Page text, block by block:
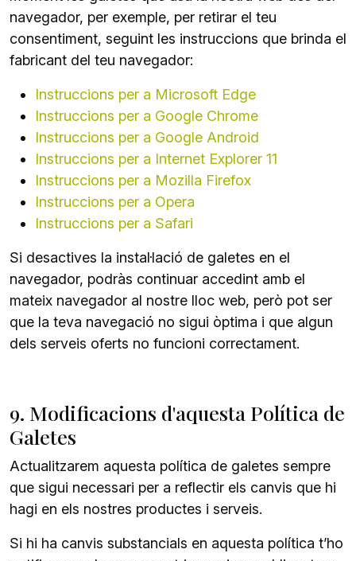
navegador, per exemple, per retirar el teu
consentiment, seguint les instruccions que brinda el
fabricant del teu navegador:
Instruccions per a Microsoft Edge
Instruccions per a Google Chrome
Instruccions per a Google Android
Instruccions per a Internet Explorer 11
Instruccions per a Mozilla Firefox
Instruccions per a Opera
Instruccions per a Safari
Si desactives la instal·lació de galetes en el
navegador, podràs continuar accedint amb el
mateix navegador al nostre lloc web, però pot ser
que la teva navegació no sigui òptima i que algun
dels serveis oferts no funcioni correctament.
9. Modificacions d'aquesta Política de
Galetes
Actualitzarem aquesta política de galetes sempre
que sigui necessari per a reflectir els canvis que hi
hagi en els nostres productes i serveis.
Si hi ha canvis substancials en aquesta política t’ho